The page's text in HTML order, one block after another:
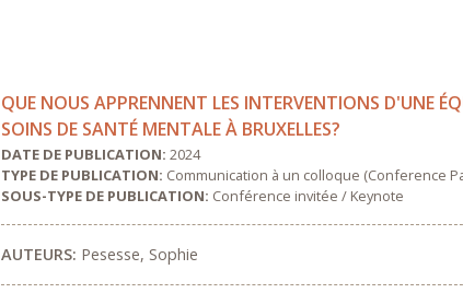
QUE NOUS APPRENNENT LES INTERVENTIONS D'UNE
SOINS DE SANTÉ MENTALE À BRUXELLES?
DATE DE PUBLICATION: 2024
TYPE DE PUBLICATION: Communication à un colloque (Conference
SOUS-TYPE DE PUBLICATION: Conférence invitée / Keynote
AUTEURS: Pesesse, Sophie